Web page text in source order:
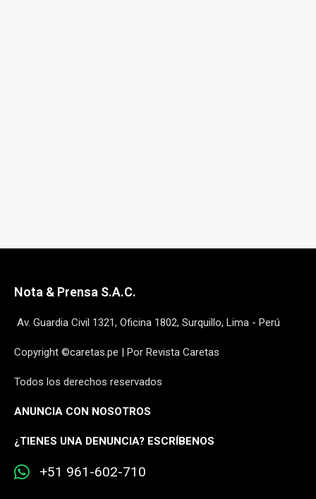
Nota & Prensa S.A.C.
Av. Guardia Civil 1321, Oficina 1802, Surquillo, Lima - Perú
Copyright ©caretas.pe | Por Revista Caretas
Todos los derechos reservados
ANUNCIA CON NOSOTROS
¿TIENES UNA DENUNCIA? ESCRÍBENOS
+51 961-602-710